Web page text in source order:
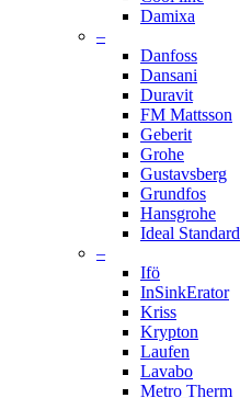
Damixa
–
Danfoss
Dansani
Duravit
FM Mattsson
Geberit
Grohe
Gustavsberg
Grundfos
Hansgrohe
Ideal Standard
–
Ifö
InSinkErator
Kriss
Krypton
Laufen
Lavabo
Metro Therm